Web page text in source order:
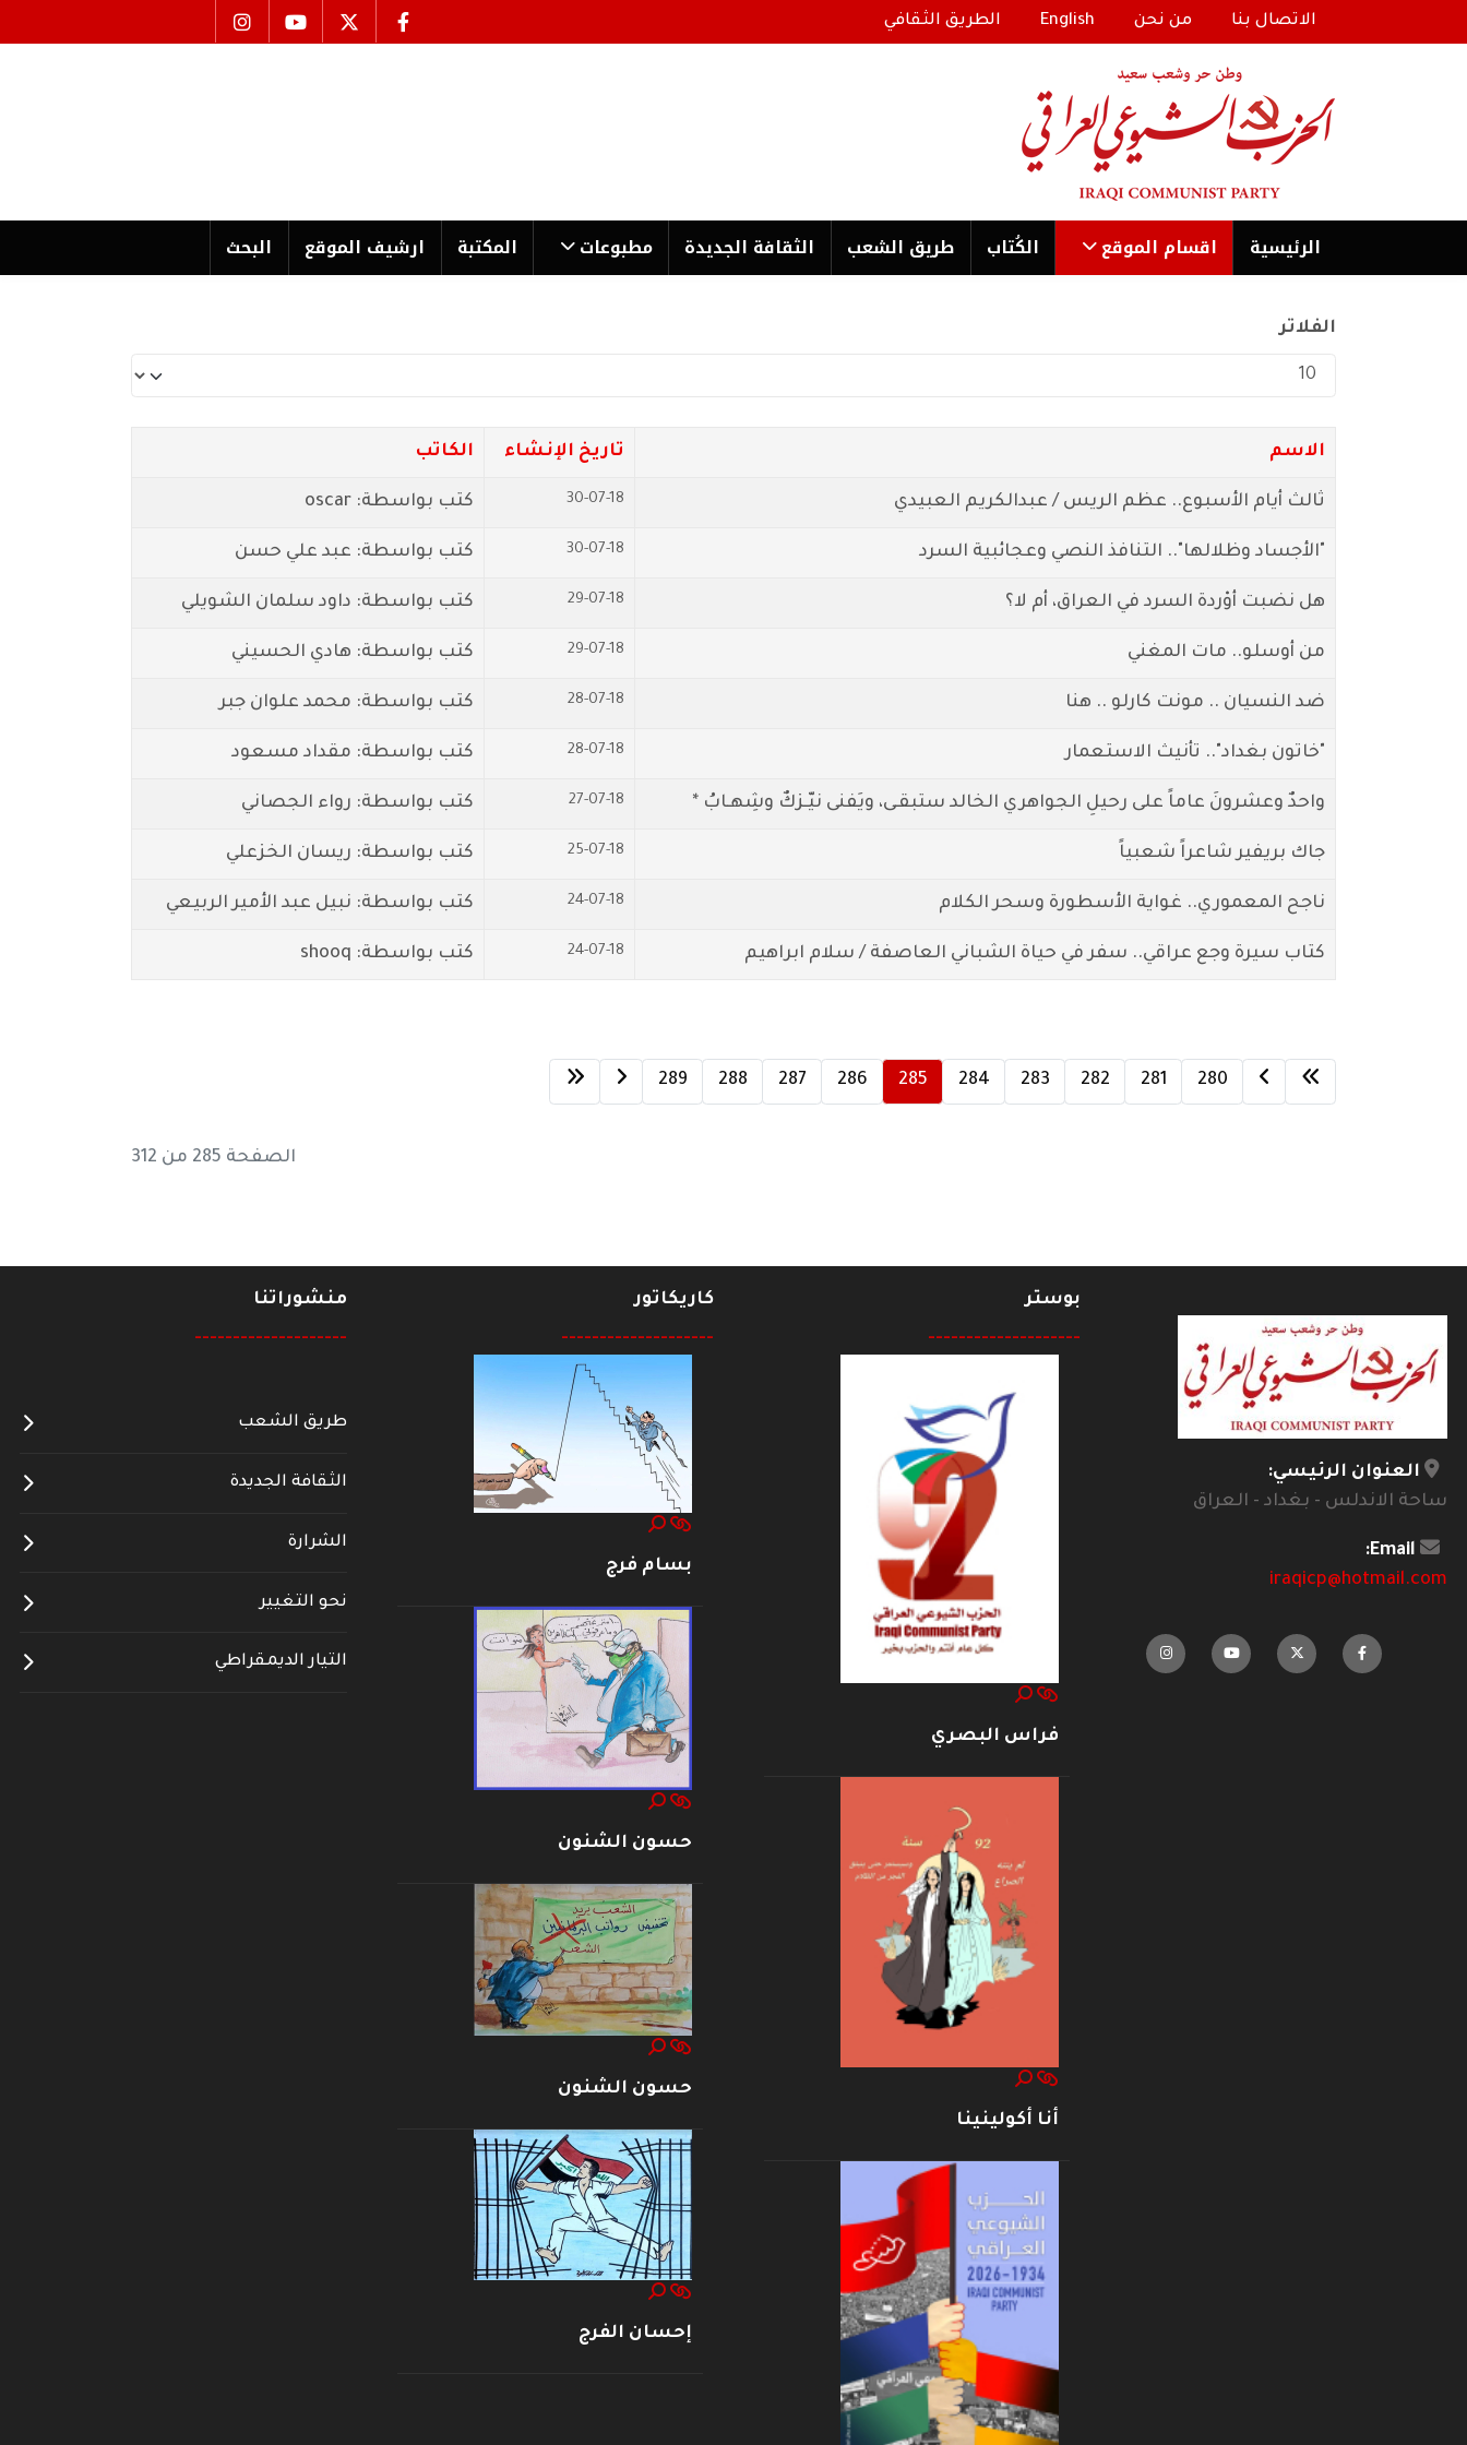
الاتصال بنا من نحن English الطريق الثقافي
الرئیسية اقسام الموقع الكُتاب طریق الشعب الثقافة الجدیدة مطبوعات المكتبة ارشیف الموقع البحث
الفلاتر
عدد الإظهارات:
الاسم تاريخ الإنشاء الكاتب
ثالث أيام الأسبوع.. عظم الريس / عبدالكريم العبيدي 30-07-18 كتب بواسطة: oscar
"الأجساد وظلالها".. التنافذ النصي وعجائبية السرد 30-07-18 كتب بواسطة: عبد علي حسن
هل نضبت أوْردة السرد في العراق، أم لا؟ 29-07-18 كتب بواسطة: داود سلمان الشويلي
من أوسلو.. مات المغني 29-07-18 كتب بواسطة: هادي الحسيني
ضد النسيان .. مونت كارلو .. هنا 28-07-18 كتب بواسطة: محمد علوان جبر
"خاتون بغداد".. تأنيث الاستعمار 28-07-18 كتب بواسطة: مقداد مسعود
واحدٌ وعشرونَ عاماً على رحيلِ الجواهري الخالد ستبقـى، ويَفنى نيّـزكٌ وشِهـابُ * 27-07-18 كتب بواسطة: رواء الجصاني
جاك بريفير شاعراً شعبياً 25-07-18 كتب بواسطة: ريسان الخزعلي
ناجح المعموري.. غواية الأسطورة وسحر الكلام 24-07-18 كتب بواسطة: نبيل عبد الأمير الربيعي
كتاب سيرة وجع عراقي.. سفر في حياة الشباني العاصفة / سلام ابراهيم 24-07-18 كتب بواسطة: shooq
280
281
282
283
284
285
286
287
288
289
الصفحة 285 من 312
العنوان الرئيسي:
ساحة الاندلس - بغداد - العراق
Email:
iraqicp@hotmail.com
بوستر
--------------------
فراس البصري
أنا أكولينينا
كاريكاتور
--------------------
بسام فرج
حسون الشنون
حسون الشنون
إحسان الفرج
منشوراتنا
--------------------
طريق الشعب
الثقافة الجديدة
الشرارة
نحو التغيير
التيار الديمقراطي